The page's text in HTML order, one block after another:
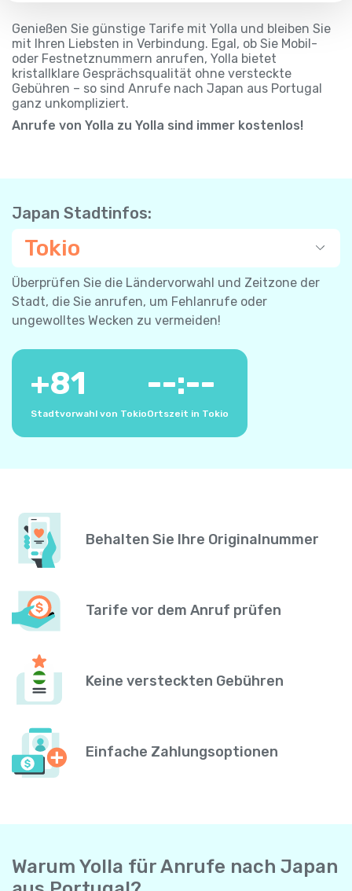
Genießen Sie günstige Tarife mit Yolla und bleiben Sie
mit Ihren Liebsten in Verbindung. Egal, ob Sie Mobil-
oder Festnetznummern anrufen, Yolla bietet
kristallklare Gesprächsqualität ohne versteckte
Gebühren – so sind Anrufe nach Japan aus Portugal
ganz unkompliziert.
Anrufe von Yolla zu Yolla sind immer kostenlos!
Japan Stadtinfos:
Tokio
Überprüfen Sie die Ländervorwahl und Zeitzone der
Stadt, die Sie anrufen, um Fehlanrufe oder
ungewolltes Wecken zu vermeiden!
+81
Stadtvorwahl von Tokio
--:--
Ortszeit in Tokio
Behalten Sie Ihre Originalnummer
Tarife vor dem Anruf prüfen
Keine versteckten Gebühren
Einfache Zahlungsoptionen
Warum Yolla für Anrufe nach Japan